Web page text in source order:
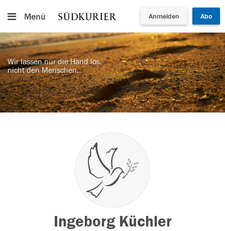
Menü Anmelden Abo
Wir lassen nur die Hand los,
nicht den Menschen.
Ingeborg Küchler